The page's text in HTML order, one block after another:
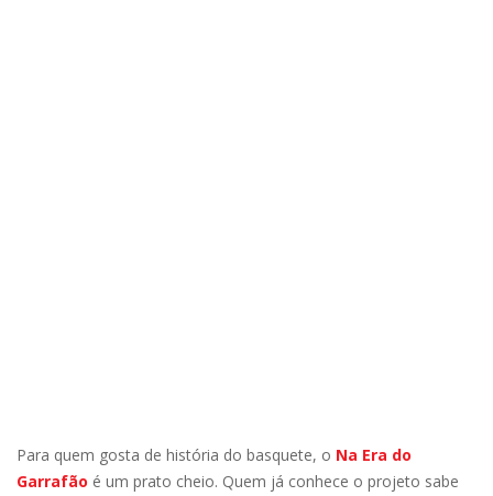
Para quem gosta de história do basquete, o Na Era do
Garrafão é um prato cheio. Quem já conhece o projeto sabe